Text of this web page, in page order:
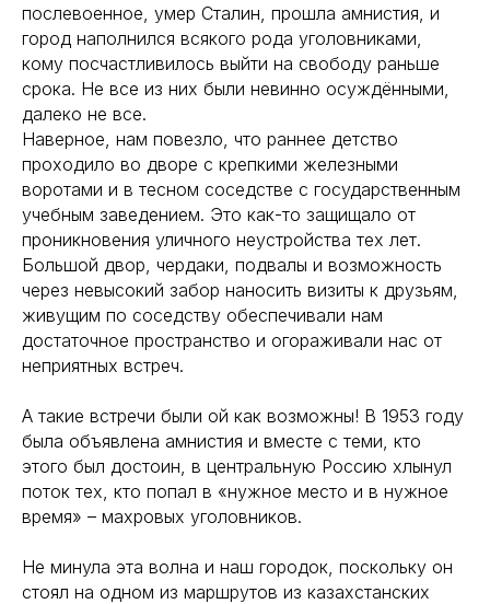
послевоенное, умер Сталин, прошла амнистия, и
город наполнился всякого рода уголовниками,
кому посчастливилось выйти на свободу раньше
срока. Не все из них были невинно осуждёнными,
далеко не все.
Наверное, нам повезло, что раннее детство
проходило во дворе с крепкими железными
воротами и в тесном соседстве с государственным
учебным заведением. Это как-то защищало от
проникновения уличного неустройства тех лет.
Большой двор, чердаки, подвалы и возможность
через невысокий забор наносить визиты к друзьям,
живущим по соседству обеспечивали нам
достаточное пространство и огораживали нас от
неприятных встреч.
А такие встречи были ой как возможны! В 1953 году
была объявлена амнистия и вместе с теми, кто
этого был достоин, в центральную Россию хлынул
поток тех, кто попал в «нужное место и в нужное
время» – махровых уголовников.
Не минула эта волна и наш городок, поскольку он
стоял на одном из маршрутов из казахстанских